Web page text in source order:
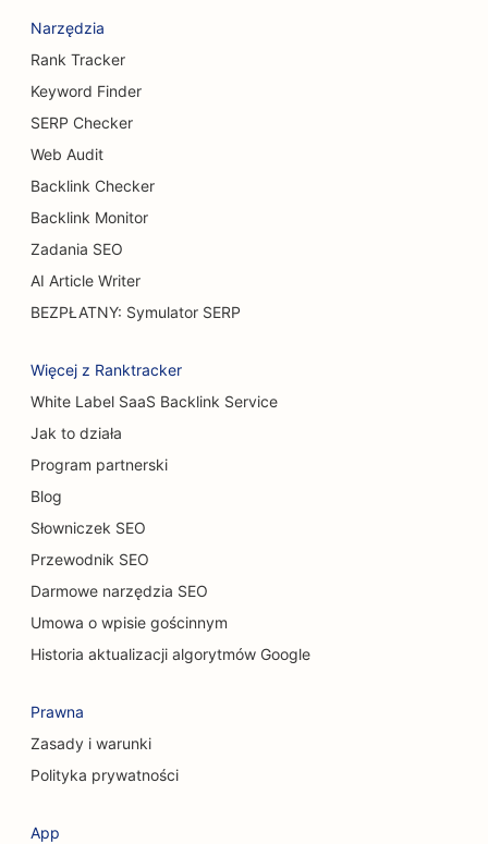
SEO dla kręgielni
SEO dla browarów
SEO dla restauracji bufetowych
SEO dla burger trucków
SEO dla cukierni
SEO dla salonów samochodowych
SEO dla myjni samochodowych
SEO dla sklepów z dywanami i podłogami
SEO dla kawiarni dla kotów
SEO dla chiropraktyków
SEO dla kawiarni
SEO dla firm konsultingowych
Narzędzia
Rank Tracker
Keyword Finder
SERP Checker
Web Audit
Backlink Checker
Backlink Monitor
Zadania SEO
AI Article Writer
BEZPŁATNY: Symulator SERP
Więcej z Ranktracker
White Label SaaS Backlink Service
Jak to działa
Program partnerski
Blog
Słowniczek SEO
Przewodnik SEO
Darmowe narzędzia SEO
Umowa o wpisie gościnnym
Historia aktualizacji algorytmów Google
Prawna
Zasady i warunki
Polityka prywatności
App